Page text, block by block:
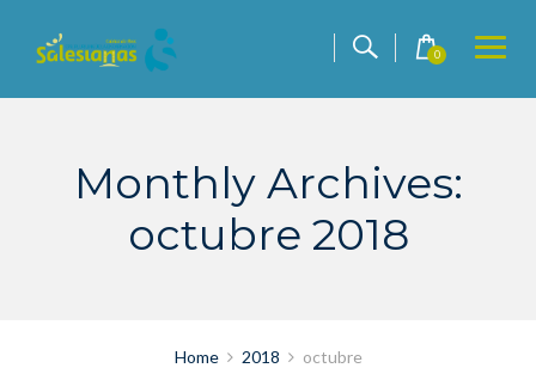
content
0
Monthly Archives:
octubre 2018
Home 2018 octubre